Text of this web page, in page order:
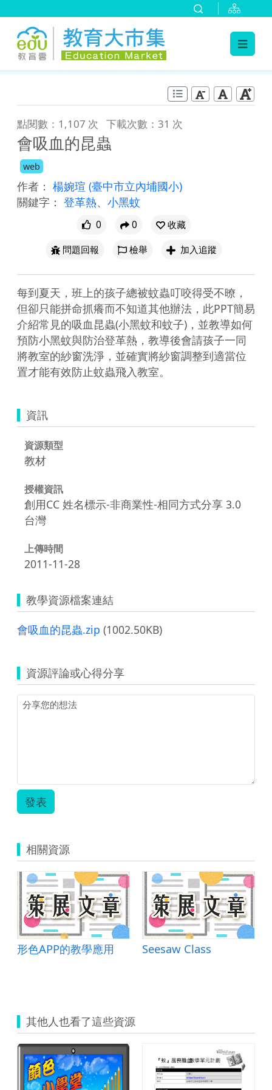
點閱數：1,107 次 下載次數：31 次
會吸血的昆蟲
web
作者： 楊婉瑄 (臺中市立內埔國小)
關鍵字： 登革熱、 小黑蚊
0 0
收藏
問題回報
檢舉 加入追蹤
每到夏天，班上的孩子總被蚊蟲叮咬得受不暸，
但卻只能拼命抓癢而不知道其他辦法，此PPT簡易
介紹常見的吸血昆蟲(小黑蚊和蚊子)，並教導如何
預防小黑蚊與防治登革熱，教導後會請孩子一同
將教室的紗窗洗淨，並確實將紗窗調整到適當位
置才能有效防止蚊蟲飛入教室。
資訊
資源類型
教材
授權資訊
創用CC 姓名標示-非商業性-相同方式分享 3.0
台灣
上傳時間
2011-11-28
教學資源檔案連結
會吸血的昆蟲.zip (1002.50KB)
資源評論或心得分享
發表
相關資源
形色APP的教學應用 Seesaw Class
其他人也看了這些資源